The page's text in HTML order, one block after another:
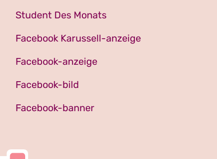
Student Des Monats
Facebook Karussell-anzeige
Facebook-anzeige
Facebook-bild
Facebook-banner